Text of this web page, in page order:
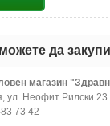
да
магазин
ул. Неофит Рилски 23
73 42